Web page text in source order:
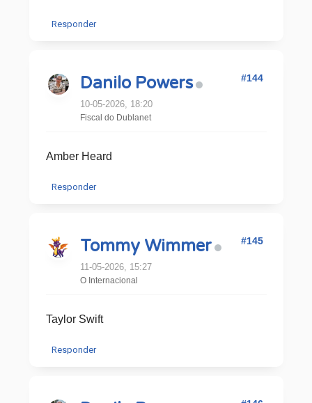
Responder
Danilo Powers
10-05-2026, 18:20
Fiscal do Dublanet
#144
Amber Heard
Responder
Tommy Wimmer
11-05-2026, 15:27
O Internacional
#145
Taylor Swift
Responder